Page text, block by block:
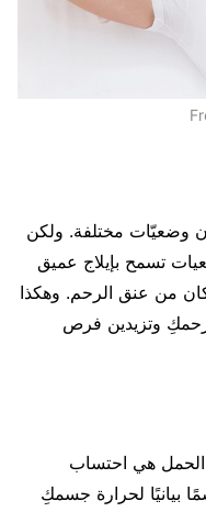
وضعيّات مختلفة. ولكن
تسمح بإيلاج عميق
من عنق الرحم. وهكذا
رحمكِ وتزيدين فرص
الحمل هي احتساب
بيانيًا لحرارة جسمكِ